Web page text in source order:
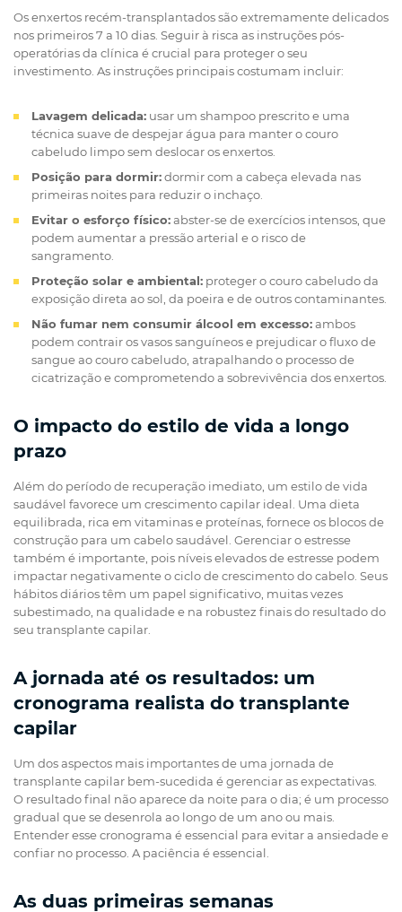
Os enxertos recém-transplantados são extremamente delicados
nos primeiros 7 a 10 dias. Seguir à risca as instruções pós-
operatórias da clínica é crucial para proteger o seu
investimento. As instruções principais costumam incluir:
Lavagem delicada: usar um shampoo prescrito e uma
técnica suave de despejar água para manter o couro
cabeludo limpo sem deslocar os enxertos.
Posição para dormir:dormir com a cabeça elevada nas
primeiras noites para reduzir o inchaço.
Evitar o esforço físico:abster-se de exercícios intensos, que
podem aumentar a pressão arterial e o risco de
sangramento.
Proteção solar e ambiental: proteger o couro cabeludo da
exposição direta ao sol, da poeira e de outros contaminantes.
Não fumar nem consumir álcool em excesso:ambos
podem contrair os vasos sanguíneos e prejudicar o fluxo de
sangue ao couro cabeludo, atrapalhando o processo de
cicatrização e comprometendo a sobrevivência dos enxertos.
O impacto do estilo de vida a longo
prazo
Além do período de recuperação imediato, um estilo de vida
saudável favorece um crescimento capilar ideal. Uma dieta
equilibrada, rica em vitaminas e proteínas, fornece os blocos de
construção para um cabelo saudável. Gerenciar o estresse
também é importante, pois níveis elevados de estresse podem
impactar negativamente o ciclo de crescimento do cabelo. Seus
hábitos diários têm um papel significativo, muitas vezes
subestimado, na qualidade e na robustez finais do resultado do
seu transplante capilar.
A jornada até os resultados: um
cronograma realista do transplante
capilar
Um dos aspectos mais importantes de uma jornada de
transplante capilar bem-sucedida é gerenciar as expectativas.
O resultado final não aparece da noite para o dia; é um processo
gradual que se desenrola ao longo de um ano ou mais.
Entender esse cronograma é essencial para evitar a ansiedade e
confiar no processo. A paciência é essencial.
As duas primeiras semanas